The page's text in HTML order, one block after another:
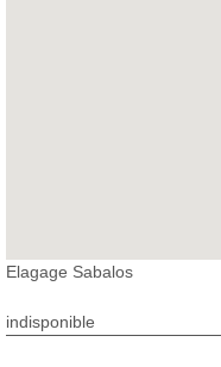
Elagage Sabalos
indisponible